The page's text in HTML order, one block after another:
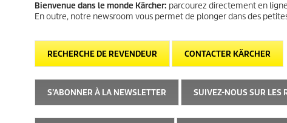
Bienvenue dans le monde Kärcher: parcourez directement en
En outre, notre newsroom vous permet de plonger dans des
RECHERCHE DE REVENDEUR CONTACTER KÄRCHER
S’ABONNER À LA NEWSLETTER SUIVEZ-NOUS SUR LES